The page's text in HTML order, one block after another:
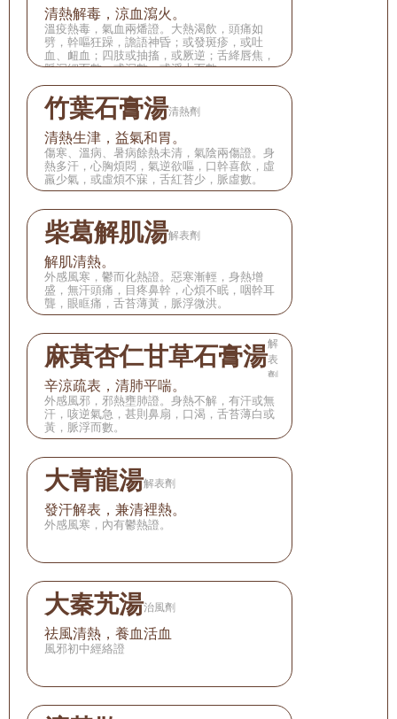
清熱解毒，涼血瀉火。
溫疫熱毒，氣血兩燔證。大熱渴飲，頭痛如
劈，幹嘔狂躁，譫語神昏；或發斑疹，或吐
血、衄血；四肢或抽搐，或厥逆；舌絳唇焦，
脈沉細而數，或沉數，或浮大而數。
竹葉石膏湯清熱劑
清熱生津，益氣和胃。
傷寒、溫病、暑病餘熱未清，氣陰兩傷證。身
熱多汗，心胸煩悶，氣逆欲嘔，口幹喜飲，虛
羸少氣，或虛煩不寐，舌紅苔少，脈虛數。
柴葛解肌湯解表劑
解肌清熱。
外感風寒，鬱而化熱證。惡寒漸輕，身熱增
盛，無汗頭痛，目疼鼻幹，心煩不眠，咽幹耳
聾，眼眶痛，舌苔薄黃，脈浮微洪。
麻黃杏仁甘草石膏湯解
表
劑
辛涼疏表，清肺平喘。
外感風邪，邪熱壅肺證。身熱不解，有汗或無
汗，咳逆氣急，甚則鼻扇，口渴，舌苔薄白或
黃，脈浮而數。
大青龍湯解表劑
發汗解表，兼清裡熱。
外感風寒，內有鬱熱證。
大秦艽湯治風劑
祛風清熱，養血活血
風邪初中經絡證